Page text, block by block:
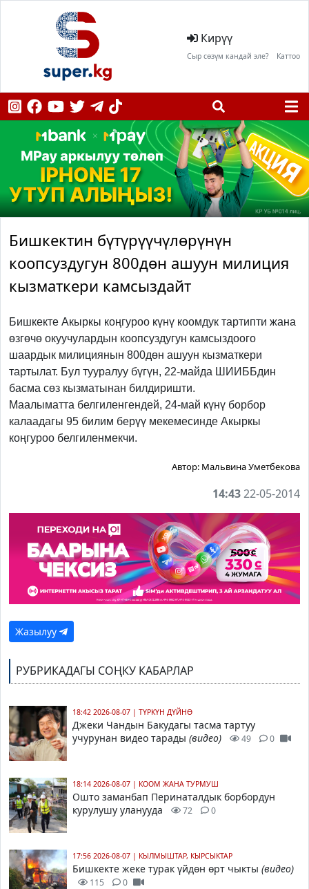
Кирүү
Сыр сөзүм кандай эле? Каттоо
Бишкектин бүтүрүүчүлөрүнүн
коопсуздугун 800дөн ашуун милиция
кызматкери камсыздайт
Бишкекте Акыркы коңгуроо күнү коомдук тартипти жана
өзгөчө окуучулардын коопсуздугун камсыздоого
шаардык милициянын 800дөн ашуун кызматкери
тартылат. Бул тууралуу бүгүн, 22-майда ШИИББдин
басма сөз кызматынан билдиришти.
Маалыматта белгиленгендей, 24-май күнү борбор
калаадагы 95 билим берүү мекемесинде Акыркы
коңгуроо белгиленмекчи.
Автор: Мальвина Уметбекова
14:4322-05-2014
Жазылуу
РУБРИКАДАГЫ СОҢКУ КАБАРЛАР
18:42 2026-08-07 | ТҮРКҮН ДҮЙНӨ
Джеки Чандын Бакудагы тасма тартуу
учурунан видео тарады(видео) 49 0
18:14 2026-08-07 | КООМ ЖАНА ТУРМУШ
Ошто заманбап Перинаталдык борбордун
курулушу уланууда
72 0
17:56 2026-08-07 | КЫЛМЫШТАР, КЫРСЫКТАР
Бишкекте жеке турак үйдөн өрт чыкты(видео)
115 0